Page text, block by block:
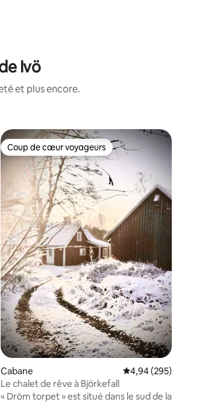
Ivö
et plus encore.
sur 5
sur la base de 160 commentaires : 4,99 sur 5
Coup de cœur voyageurs
Coup de cœur voyageurs
Cabane Évaluation moyenne
4,94 (295)
Le chalet de rêve à Björkefall
« Dröm torpet » est situé dans le sud de la